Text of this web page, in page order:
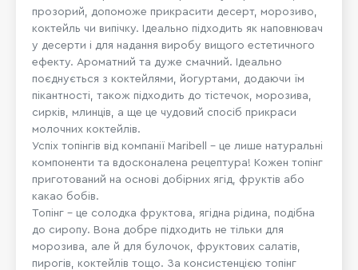
прозорий, допоможе прикрасити десерт, морозиво,
коктейль чи випічку. Ідеально підходить як наповнювач
у десерти і для надання виробу вищого естетичного
ефекту. Ароматний та дуже смачний. Ідеально
поєднується з коктейлями, йогуртами, додаючи їм
пікантності, також підходить до тістечок, морозива,
сирків, млинців, а ще це чудовий спосіб прикраси
молочних коктейлів.
Успіх топінгів від компанії Maribell – це лише натуральні
компоненти та вдосконалена рецептура! Кожен топінг
приготований на основі добірних ягід, фруктів або
какао бобів.
Топінг – це солодка фруктова, ягідна рідина, подібна
до сиропу. Вона добре підходить не тільки для
морозива, але й для булочок, фруктових салатів,
пирогів, коктейлів тощо. За консистенцією топінг